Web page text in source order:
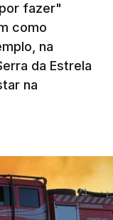
fazer"
como
na
da Estrela
na